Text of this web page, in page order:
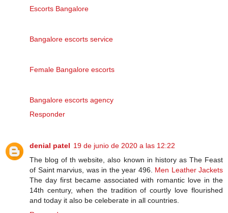
Escorts Bangalore
Bangalore escorts service
Female Bangalore escorts
Bangalore escorts agency
Responder
denial patel 19 de junio de 2020 a las 12:22
The blog of th website, also known in history as The Feast
of Saint marvius, was in the year 496. Men Leather Jackets
The day first became associated with romantic love in the
14th century, when the tradition of courtly love flourished
and today it also be celeberate in all countries.